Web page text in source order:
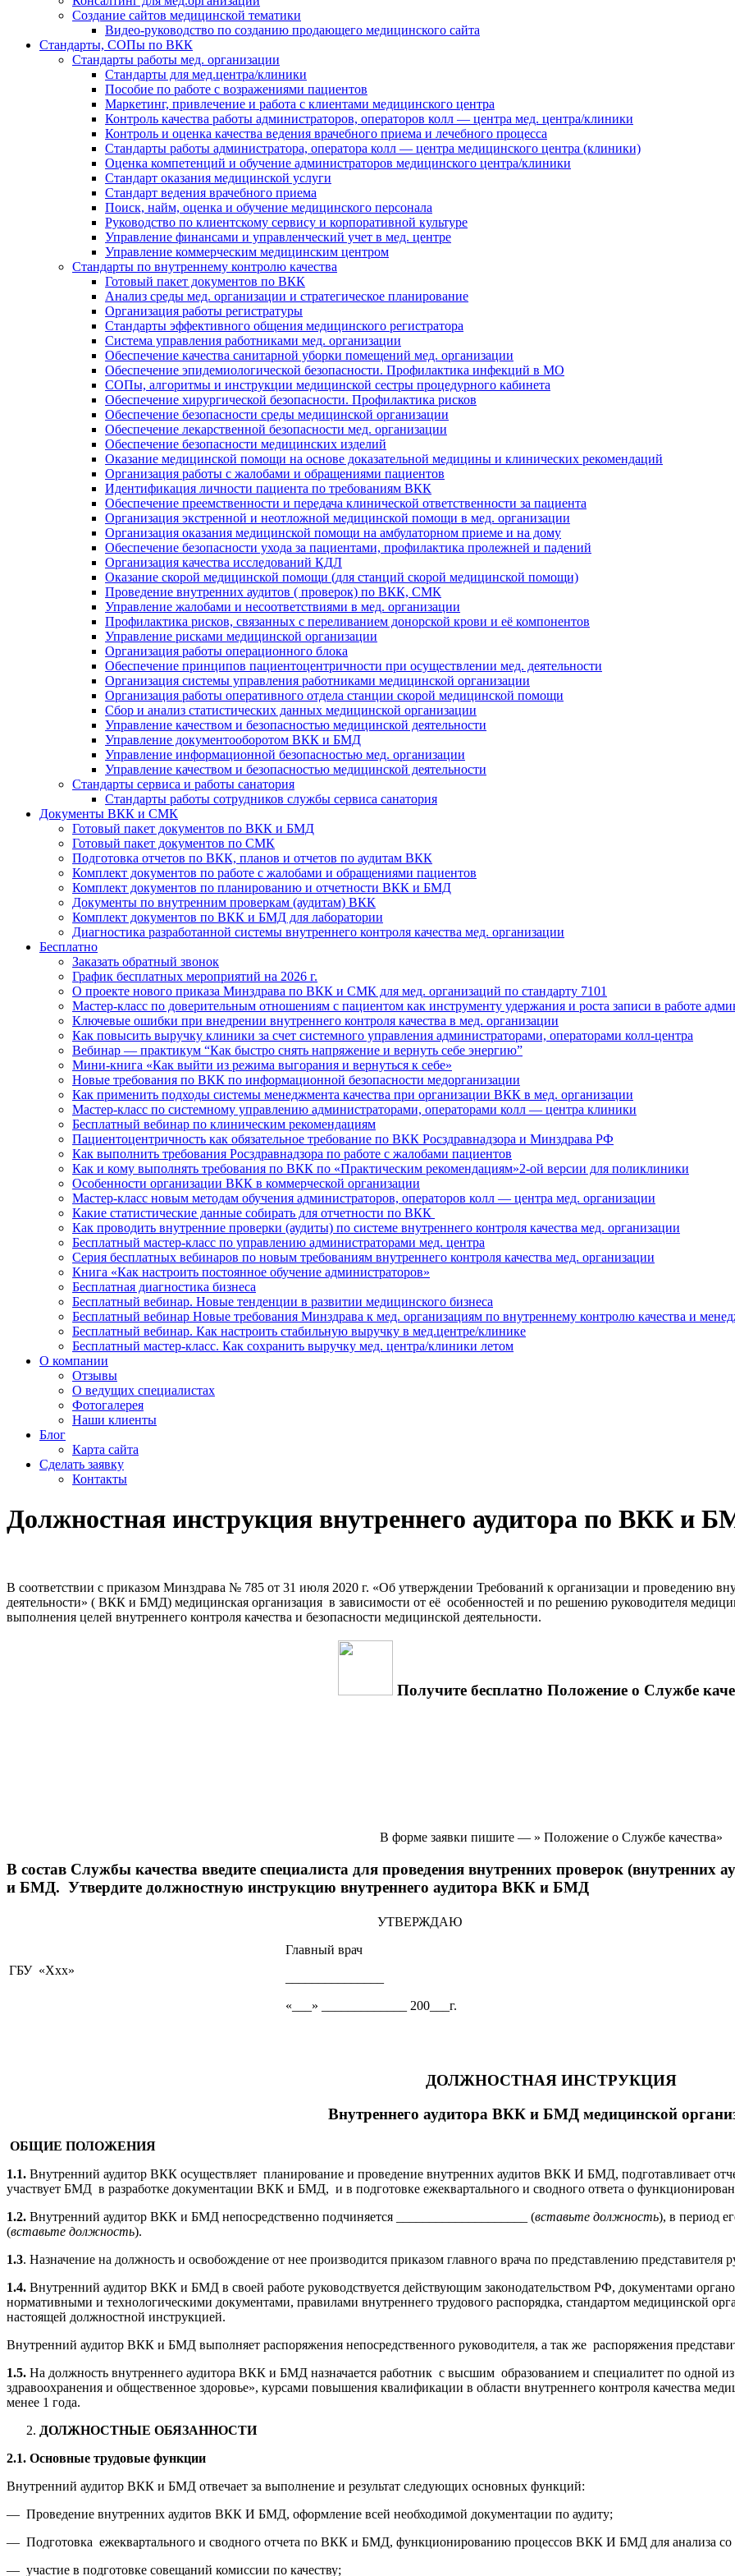
Создание сайтов медицинской тематики
Видео-руководство по созданию продающего медицинского сайта
Стандарты, СОПы по ВКК
Стандарты работы мед. организации
Стандарты для мед.центра/клиники
Пособие по работе с возражениями пациентов
Маркетинг, привлечение и работа с клиентами медицинского центра
Контроль качества работы администраторов, операторов колл — центра мед. центра/клиники
Контроль и оценка качества ведения врачебного приема и лечебного процесса
Стандарты работы администратора, оператора колл — центра медицинского центра (клиники)
Оценка компетенций и обучение администраторов медицинского центра/клиники
Стандарт оказания медицинской услуги
Стандарт ведения врачебного приема
Поиск, найм, оценка и обучение медицинского персонала
Руководство по клиентскому сервису и корпоративной культуре
Управление финансами и управленческий учет в мед. центре
Управление коммерческим медицинским центром
Стандарты по внутреннему контролю качества
Готовый пакет документов по ВКК
Анализ среды мед. организации и стратегическое планирование
Организация работы регистратуры
Стандарты эффективного общения медицинского регистратора
Система управления работниками мед. организации
Обеспечение качества санитарной уборки помещений мед. организации
Обеспечение эпидемиологической безопасности. Профилактика инфекций в МО
СОПы, алгоритмы и инструкции медицинской сестры процедурного кабинета
Обеспечение хирургической безопасности. Профилактика рисков
Обеспечение безопасности среды медицинской организации
Обеспечение лекарственной безопасности мед. организации
Обеспечение безопасности медицинских изделий
Оказание медицинской помощи на основе доказательной медицины и клинических рекомендаций
Организация работы с жалобами и обращениями пациентов
Идентификация личности пациента по требованиям ВКК
Обеспечение преемственности и передача клинической ответственности за пациента
Организация экстренной и неотложной медицинской помощи в мед. организации
Организация оказания медицинской помощи на амбулаторном приеме и на дому
Обеспечение безопасности ухода за пациентами, профилактика пролежней и падений
Организация качества исследований КДЛ
Оказание скорой медицинской помощи (для станций скорой медицинской помощи)
Проведение внутренних аудитов ( проверок) по ВКК, СМК
Управление жалобами и несоответствиями в мед. организации
Профилактика рисков, связанных с переливанием донорской крови и её компонентов
Управление рисками медицинской организации
Организация работы операционного блока
Обеспечение принципов пациентоцентричности при осуществлении мед. деятельности
Организация системы управления работниками медицинской организации
Организация работы оперативного отдела станции скорой медицинской помощи
Сбор и анализ статистических данных медицинской организации
Управление качеством и безопасностью медицинской деятельности
Управление документооборотом ВКК и БМД
Управление информационной безопасностью мед. организации
Управление качеством и безопасностью медицинской деятельности
Стандарты сервиса и работы санатория
Стандарты работы сотрудников службы сервиса санатория
Документы ВКК и СМК
Готовый пакет документов по ВКК и БМД
Готовый пакет документов по СМК
Подготовка отчетов по ВКК, планов и отчетов по аудитам ВКК
Комплект документов по работе с жалобами и обращениями пациентов
Комплект документов по планированию и отчетности ВКК и БМД
Документы по внутренним проверкам (аудитам) ВКК
Комплект документов по ВКК и БМД для лаборатории
Диагностика разработанной системы внутреннего контроля качества мед. организации
Бесплатно
Заказать обратный звонок
График бесплатных мероприятий на 2026 г.
О проекте нового приказа Минздрава по ВКК и СМК для мед. организаций по стандарту 7101
Мастер-класс по доверительным отношениям с пациентом как инструменту удержания и роста записи в работе
Ключевые ошибки при внедрении внутреннего контроля качества в мед. организации
Как повысить выручку клиники за счет системного управления администраторами, операторами колл-центра
Вебинар — практикум “Как быстро снять напряжение и вернуть себе энергию”
Мини-книга «Как выйти из режима выгорания и вернуться к себе»
Новые требования по ВКК по информационной безопасности медорганизации
Как применить подходы системы менеджмента качества при организации ВКК в мед. организации
Мастер-класс по системному управлению администраторами, операторами колл — центра клиники
Бесплатный вебинар по клиническим рекомендациям
Пациентоцентричность как обязательное требование по ВКК Росздравнадзора и Минздрава РФ
Как выполнить требования Росздравнадзора по работе с жалобами пациентов
Как и кому выполнять требования по ВКК по «Практическим рекомендациям»2-ой версии для поликлиники
Особенности организации ВКК в коммерческой организации
Мастер-класс новым методам обучения администраторов, операторов колл — центра мед. организации
Какие статистические данные собирать для отчетности по ВКК
Как проводить внутренние проверки (аудиты) по системе внутреннего контроля качества мед. организации
Бесплатный мастер-класс по управлению администраторами мед. центра
Серия бесплатных вебинаров по новым требованиям внутреннего контроля качества мед. организации
Книга «Как настроить постоянное обучение администраторов»
Бесплатная диагностика бизнеса
Бесплатный вебинар. Новые тенденции в развитии медицинского бизнеса
Бесплатный вебинар Новые требования Минздрава к мед. организациям по внутреннему контролю качества и
Бесплатный вебинар. Как настроить стабильную выручку в мед.центре/клинике
Бесплатный мастер-класс. Как сохранить выручку мед. центра/клиники летом
О компании
Отзывы
О ведущих специалистах
Фотогалерея
Наши клиенты
Блог
Карта сайта
Сделать заявку
Контакты
Должностная инструкция внутреннего аудитора по ВКК и
В соответствии с приказом Минздрава № 785 от 31 июля 2020 г. «Об утверждении ‎Требований к организации и проведению
деятельности» ( ВКК и БМД) медицинская организация в зависимости от её особенностей и по решению руководителя
выполнения целей внутреннего контроля качества и безопасности медицинской деятельности.
Получите бесплатно Положение о Службе
В форме заявки пишите — » Положение о Службе качества»
В состав Службы качества введите специалиста для проведения внутренних проверок
и БМД. Утвердите должностную инструкцию внутреннего аудитора ВКК и БМД
ГБУ «Ххх»
УТВЕРЖДАЮ
Главный врач
«___» _____________ 200___г.
ДОЛЖНОСТНАЯ ИНСТРУКЦИЯ
Внутреннего аудитора ВКК и БМД медицинской
ОБЩИЕ ПОЛОЖЕНИЯ
1.1. Внутренний аудитор ВКК осуществляет планирование и проведение внутренних аудитов ВКК И БМД, подготавливает
участвует БМД в разработке документации ВКК и БМД, и в подготовке ежеквартального и сводного ответа о
1.2. Внутренний аудитор ВКК и БМД непосредственно подчиняется ____________________ (вставьте должность), в период
(вставьте должность).
1.3. Назначение на должность и освобождение от нее производится приказом главного врача по представлению представителя
1.4. Внутренний аудитор ВКК и БМД в своей работе руководствуется действующим законодательством РФ, документами
нормативными и технологическими документами, правилами внутреннего трудового распорядка, стандартом медицинской
настоящей должностной инструкцией.
Внутренний аудитор ВКК и БМД выполняет распоряжения непосредственного руководителя, а так же распоряжения
1.5. На должность внутреннего аудитора ВКК и БМД назначается работник с высшим образованием и специалитет по одной
здравоохранения и общественное здоровье», курсами повышения квалификации в области внутреннего контроля качества
менее 1 года.
ДОЛЖНОСТНЫЕ ОБЯЗАННОСТИ
2.1. Основные трудовые функции
Внутренний аудитор ВКК и БМД отвечает за выполнение и результат следующих основных функций:
— Проведение внутренних аудитов ВКК И БМД, оформление всей необходимой документации по аудиту;
— Подготовка ежеквартального и сводного отчета по ВКК и БМД, функционированию процессов ВКК И БМД для анализа со
— участие в подготовке совещаний комиссии по качеству;